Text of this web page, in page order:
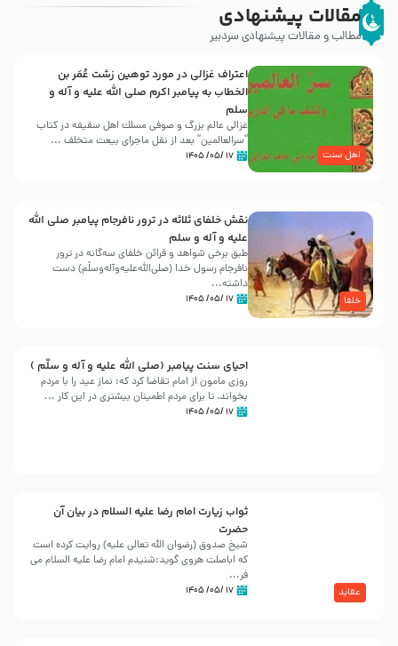
مقالات پیشنهادی
مطالب و مقالات پیشنهادی سردبیر
اهل سنت
اعتراف غزالی در مورد توهین زشت عُمَر بن
الخطاب به پیامبر اکرم صلی الله علیه و آله و
سلم
غزالی عالم بزرگ و صوفی مسلك اهل سقيفه در کتاب
“سرالعالمین” بعد از نقل ماجرای بیعت متخلف ...
۱۷ /۰۵/ ۱۴۰۵
خلفا
نقش خلفای ثلاثه در ترور نافرجام پیامبر صلی الله
علیه و آله و سلم
طبق برخی شواهد و قرائن خلفای سه‌گانه در ترور
نافرجام رسول خدا (صلی‌الله‌علیه‌و‌آله‌وسلّم) دست
داشته‌...
۱۷ /۰۵/ ۱۴۰۵
احیای سنت پیامبر (صلی الله علیه و آله و سلّم )
روزی مامون از امام تقاضا کرد که: نماز عید را با مردم
بخواند، تا برای مردم اطمینان بیشتری در این کار ...
۱۷ /۰۵/ ۱۴۰۵
عقاید
ثواب زیارت امام رضا علیه السلام در بیان آن
حضرت
شیخ صدوق (رضوان الله تعالی علیه) روایت کرده است
که اباصلت هروی گوید:شنیدم امام رضا علیه السلام می
فر...
۱۷ /۰۵/ ۱۴۰۵